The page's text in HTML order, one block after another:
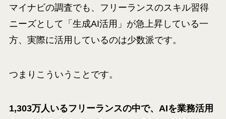
マイナビの調査でも、フリーランスのスキル習得
ニーズとして「生成AI活用」が急上昇している一
方、実際に活用しているのは少数派です。
つまりこういうことです。
1,303万人いるフリーランスの中で、AIを業務活用